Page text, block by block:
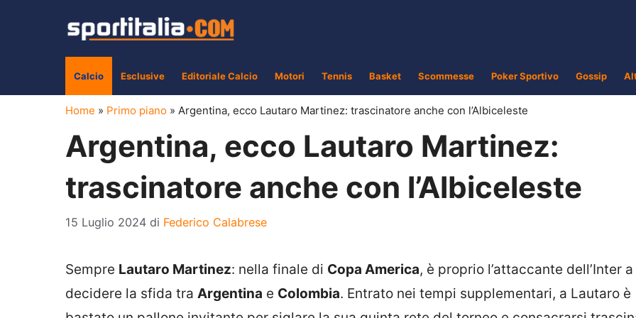
Calcio Esclusive Editoriale Calcio Motori Tennis Basket Scommesse Poker Sportivo Gossip
Home » Primo piano » Argentina, ecco Lautaro Martinez: trascinatore anche con l’Albiceleste
Argentina, ecco Lautaro Martinez:
trascinatore anche con l’Albiceleste
15 Luglio 2024 di Federico Calabrese
Sempre Lautaro Martinez: nella finale di Copa America, è proprio l’attaccante dell’Inter a
decidere la sfida tra Argentina e Colombia. Entrato nei tempi supplementari, a Lautaro è